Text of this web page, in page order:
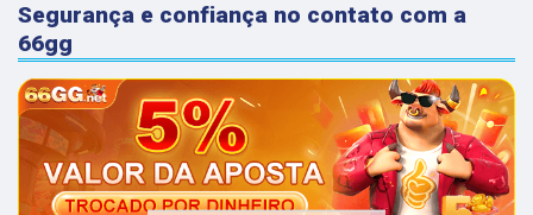
Segurança e confiança no contato com a
66gg